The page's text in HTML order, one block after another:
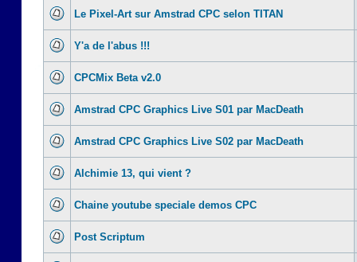
Le Pixel-Art sur Amstrad CPC selon TITAN
Y'a de l'abus !!!
CPCMix Beta v2.0
Amstrad CPC Graphics Live S01 par MacDeath
Amstrad CPC Graphics Live S02 par MacDeath
Alchimie 13, qui vient ?
Chaine youtube speciale demos CPC
Post Scriptum